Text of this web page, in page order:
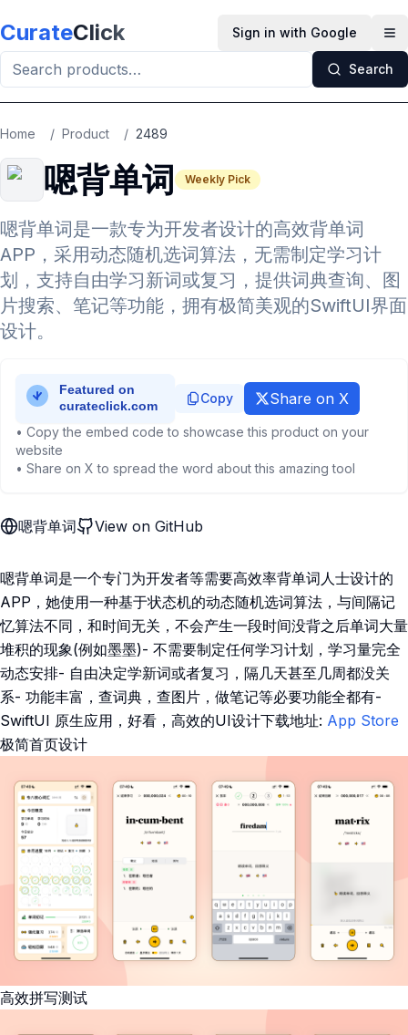
CurateClick Sign in with Google
Search
Home / Product / 2489
嗯背单词 Weekly Pick
嗯背单词是一款专为开发者设计的高效背单词
APP，采用动态随机选词算法，无需制定学习计
划，支持自由学习新词或复习，提供词典查询、图
片搜索、笔记等功能，拥有极简美观的SwiftUI界面
设计。
Copy Share on X
• Copy the embed code to showcase this product on your
website
• Share on X to spread the word about this amazing tool
嗯背单词 View on GitHub
嗯背单词是一个专门为开发者等需要高效率背单词人士设计的
APP，她使用一种基于状态机的动态随机选词算法，与间隔记
忆算法不同，和时间无关，不会产生一段时间没背之后单词大量
堆积的现象(例如墨墨)- 不需要制定任何学习计划，学习量完全
动态安排- 自由决定学新词或者复习，隔几天甚至几周都没关
系- 功能丰富，查词典，查图片，做笔记等必要功能全都有-
SwiftUI 原生应用，好看，高效的UI设计下载地址: App Store
极简首页设计
高效拼写测试